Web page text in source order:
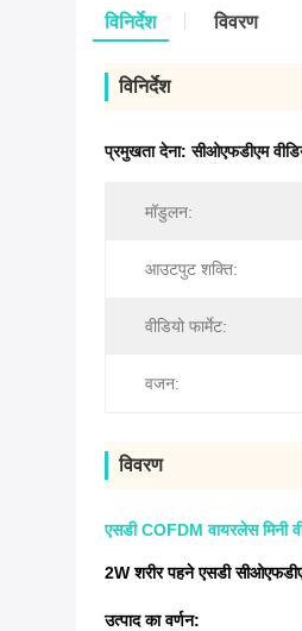
विनिर्देश विवरण
विनिर्देश
प्रमुखता देना:सीओएफडीएम
मॉडुलन:
आउटपुट शक्ति:
वीडियो फार्मेट:
वजन:
विवरण
एसडी COFDM वायरलेस मिनी
2W शरीर पहने एसडी
उत्पाद का वर्णन: